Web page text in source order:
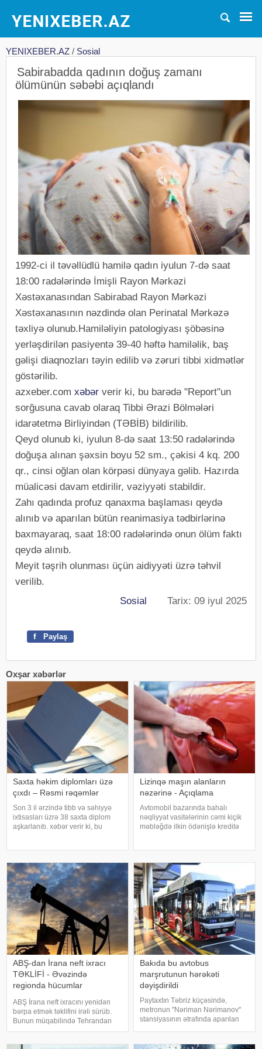
YENIXEBER.AZ / Sosial
Sabirabadda qadının doğuş zamanı
ölümünün səbəbi açıqlandı
1992-ci il təvəllüdlü hamilə qadın iyulun 7-də saat
18:00 radələrində İmişli Rayon Mərkəzi
Xəstəxanasından Sabirabad Rayon Mərkəzi
Xəstəxanasının nəzdində olan Perinatal Mərkəzə
təxliyə olunub.Hamiləliyin patologiyası şöbəsinə
yerləşdirilən pasiyentə 39-40 həftə hamiləlik, baş
gəlişi diaqnozları təyin edilib və zəruri tibbi xidmətlər
göstərilib.
azxeber.com xəbər verir ki, bu barədə "Report"un
sorğusuna cavab olaraq Tibbi Ərazi Bölmələri
idarətetmə Birliyindən (TƏBİB) bildirilib.
Qeyd olunub ki, iyulun 8-də saat 13:50 radələrində
doğuşa alınan şəxsin boyu 52 sm., çəkisi 4 kq. 200
qr., cinsi oğlan olan körpəsi dünyaya gəlib. Hazırda
müalicəsi davam etdirilir, vəziyyəti stabildir.
Zahı qadında profuz qanaxma başlaması qeydə
alınıb və aparılan bütün reanimasiya tədbirlərinə
baxmayaraq, saat 18:00 radələrində onun ölüm faktı
qeydə alınıb.
Meyit təşrih olunması üçün aidiyyəti üzrə təhvil
verilib.
Sosial Tarix: 09 iyul 2025
f Paylaş
Oxşar xəbərlər
Saxta həkim diplomları üzə
çıxdı – Rəsmi rəqəmlər
Son 3 il ərzində tibb və səhiyyə
ixtisasları üzrə 38 saxta diplom
aşkarlanıb. xəbər verir ki, bu
elektron bülletenində əks olunub.
Agentliyi
Lizinqə maşın alanların
nəzərinə - Açıqlama
Avtomobil bazarında bahalı
nəqliyyat vasitələrinin cəmi kiçik
məbləğdə ilkin ödənişlə kreditə
şərtləri və ümumi kredit yükü il
ABŞ-dan İrana neft ixracı
TƏKLİFİ - Əvəzində
regionda hücumlar
dayandırılmalıdır
ABŞ İrana neft ixracını yenidən
bərpa etmək təklifini irəli sürüb.
Bunun müqabilində Tehrandan
regionda hücumları dayandırmaq
Bakıda bu avtobus
marşrutunun hərəkəti
dəyişdirildi
Paytaxtın Təbriz küçəsində,
metronun "Nəriman Nərimanov"
stansiyasının ətrafında aparılan
hərəkət sxemi müvəqqəti